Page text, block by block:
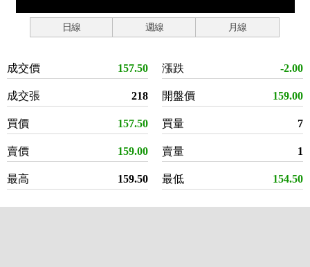
日線 週線 月線
成交價 157.50
成交張 218
買價 157.50
賣價 159.00
最高 159.50
漲跌 -2.00
開盤價 159.00
買量 7
賣量 1
最低 154.50